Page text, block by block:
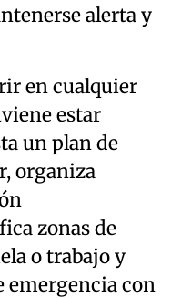
alerta y
en cualquier
estar
un plan de
organiza
zonas de
o trabajo y
emergencia con